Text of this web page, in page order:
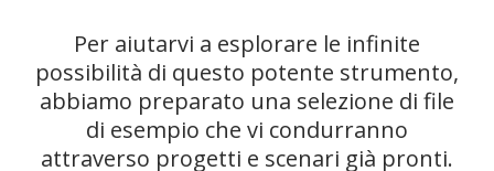
Per aiutarvi a esplorare le infinite
possibilità di questo potente strumento,
abbiamo preparato una selezione di file
di esempio che vi condurranno
attraverso progetti e scenari già pronti.